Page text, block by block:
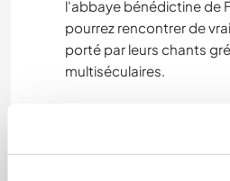
l'abbaye bénédictine de
pourrez rencontrer de
porté par leurs chants
multiséculaires.